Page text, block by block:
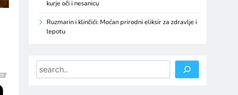
kurje oči i nesanicu
Ruzmarin i klinčići: Moćan prirodni eliksir za zdravlje i
lepotu
Search